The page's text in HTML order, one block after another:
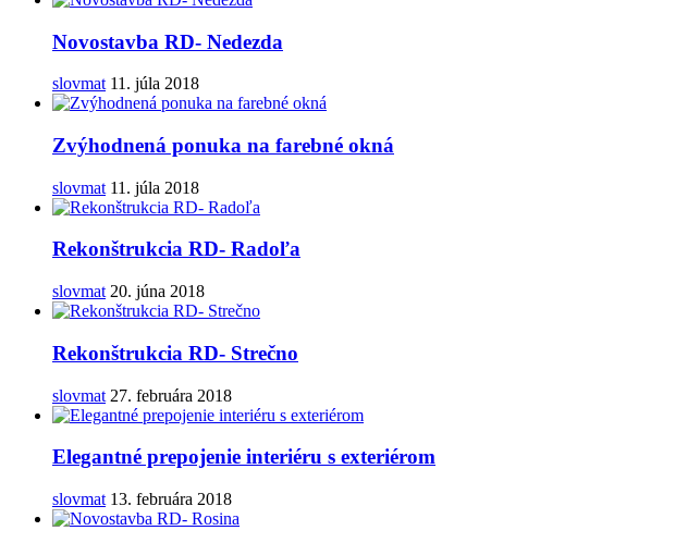
Novostavba RD- Nedezda
slovmat 11. júla 2018
Zvýhodnená ponuka na farebné okná
slovmat 11. júla 2018
Rekonštrukcia RD- Radoľa
slovmat 20. júna 2018
Rekonštrukcia RD- Strečno
slovmat 27. februára 2018
Elegantné prepojenie interiéru s exteriérom
slovmat 13. februára 2018